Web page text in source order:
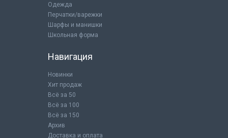
Одежда
Перчатки/варежки
Шарфы и манишки
Школьная форма
Навигация
Новинки
Хит продаж
Всё за 50
Всё за 100
Всё за 150
Архив
Доставка и оплата